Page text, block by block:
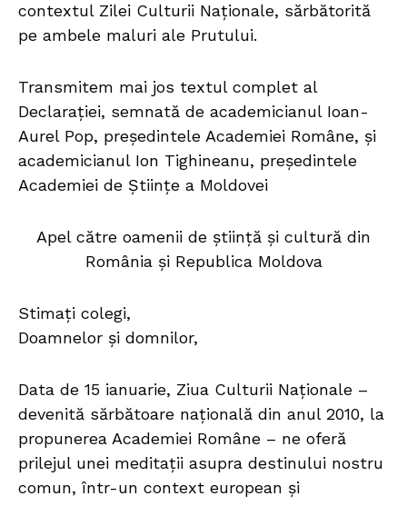
contextul Zilei Culturii Naționale, sărbătorită
pe ambele maluri ale Prutului.
Transmitem mai jos textul complet al
Declarației, semnată de academicianul Ioan-
Aurel Pop, președintele Academiei Române, și
academicianul Ion Tighineanu, președintele
Academiei de Științe a Moldovei
Apel către oamenii de știință și cultură din
România și Republica Moldova
Stimați colegi,
Doamnelor și domnilor,
Data de 15 ianuarie, Ziua Culturii Naționale –
devenită sărbătoare națională din anul 2010, la
propunerea Academiei Române – ne oferă
prilejul unei meditații asupra destinului nostru
comun, într-un context european și